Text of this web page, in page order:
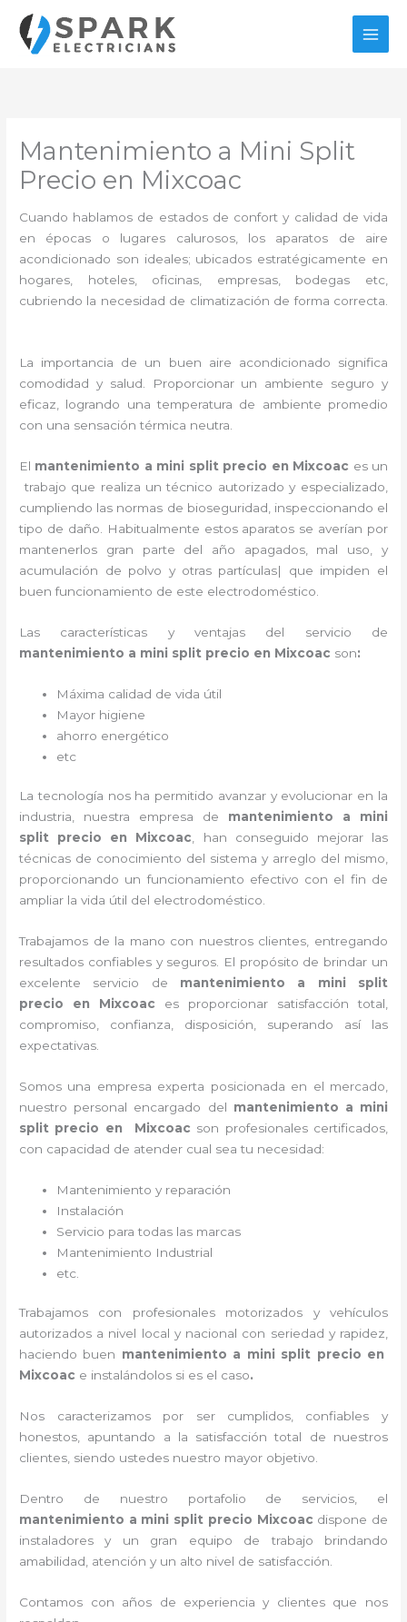
contenido
Mantenimiento a Mini Split
Precio en Mixcoac
Cuando hablamos de estados de confort y calidad de vida
en épocas o lugares calurosos, los aparatos de aire
acondicionado son ideales; ubicados estratégicamente en
hogares, hoteles, oficinas, empresas, bodegas etc,
cubriendo la necesidad de climatización de forma correcta.
La importancia de un buen aire acondicionado significa
comodidad y salud. Proporcionar un ambiente seguro y
eficaz, logrando una temperatura de ambiente promedio
con una sensación térmica neutra.
El mantenimiento a mini split precio en Mixcoac es un
trabajo que realiza un técnico autorizado y especializado,
cumpliendo las normas de bioseguridad, inspeccionando el
tipo de daño. Habitualmente estos aparatos se averían por
mantenerlos gran parte del año apagados, mal uso, y
acumulación de polvo y otras partículas| que impiden el
buen funcionamiento de este electrodoméstico.
Las características y ventajas del servicio de
mantenimiento a mini split precio en Mixcoac son:
Máxima calidad de vida útil
Mayor higiene
ahorro energético
etc
La tecnología nos ha permitido avanzar y evolucionar en la
industria, nuestra empresa de mantenimiento a mini
split precio en Mixcoac, han conseguido mejorar las
técnicas de conocimiento del sistema y arreglo del mismo,
proporcionando un funcionamiento efectivo con el fin de
ampliar la vida útil del electrodoméstico.
Trabajamos de la mano con nuestros clientes, entregando
resultados confiables y seguros. El propósito de brindar un
excelente servicio de mantenimiento a mini split
precio en Mixcoac
es proporcionar satisfacción total,
compromiso, confianza, disposición, superando así las
expectativas.
Somos una empresa experta posicionada en el mercado,
nuestro personal encargado del mantenimiento a mini
split precio en Mixcoac son profesionales certificados,
con capacidad de atender cual sea tu necesidad:
Mantenimiento y reparación
Instalación
Servicio para todas las marcas
Mantenimiento Industrial
etc.
Trabajamos con profesionales motorizados y vehículos
autorizados a nivel local y nacional con seriedad y rapidez,
haciendo buen mantenimiento a mini split precio en
Mixcoac e instalándolos si es el caso.
Nos caracterizamos por ser cumplidos, confiables y
honestos, apuntando a la satisfacción total de nuestros
clientes, siendo ustedes nuestro mayor objetivo.
Dentro de nuestro portafolio de servicios, el
mantenimiento a mini split precio Mixcoac dispone de
instaladores y un gran equipo de trabajo brindando
amabilidad, atención y un alto nivel de satisfacción.
Contamos con años de experiencia y clientes que nos